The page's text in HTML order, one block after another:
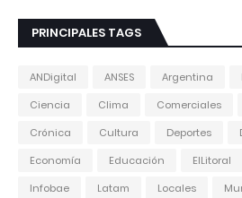
PRINCIPALES TAGS
ANDigital ANSES Argentina
Ciencia
Clima Comerciales
Crónica
Cultura Deportes
Economía
Educación ElLitoral
Infobae
Latam Locales